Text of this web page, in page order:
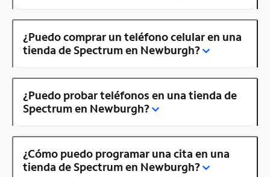
¿Puedo comprar un teléfono celular en una
tienda de Spectrum en Newburgh?
¿Puedo probar teléfonos en una tienda de
Spectrum en Newburgh?
¿Cómo puedo programar una cita en una
tienda de Spectrum en Newburgh?